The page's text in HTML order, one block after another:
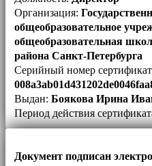
Организация:
общеобразовательное
общеобразовательная
района Санкт-Петербурга
Серийный номер
Выдан: Боякова Ирина
Период действия
Документ подписан